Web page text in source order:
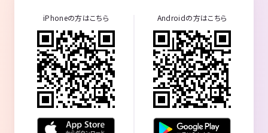
iPhoneの方はこちら Androidの方はこちら